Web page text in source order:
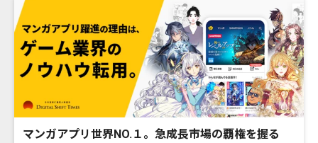
マンガアプリ世界NO.１。急成長市場の覇権を握る